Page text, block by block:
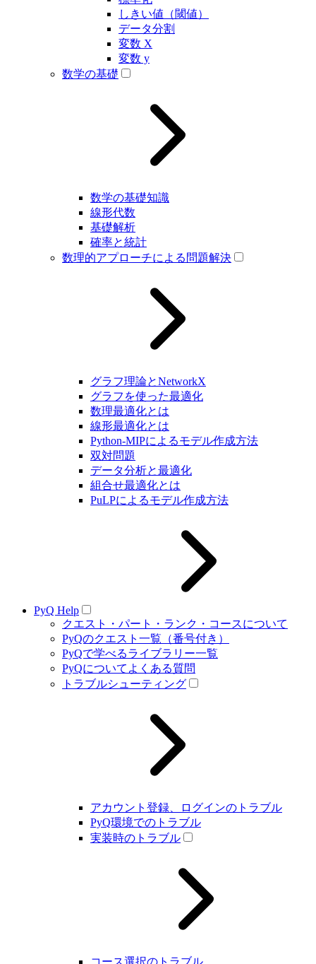
しきい値（閾値）
データ分割
変数 X
変数 y
数学の基礎
数学の基礎知識
線形代数
基礎解析
確率と統計
数理的アプローチによる問題解決
グラフ理論とNetworkX
グラフを使った最適化
数理最適化とは
線形最適化とは
Python-MIPによるモデル作成方法
双対問題
データ分析と最適化
組合せ最適化とは
PuLPによるモデル作成方法
PyQ Help
クエスト・パート・ランク・コースについて
PyQのクエスト一覧（番号付き）
PyQで学べるライブラリー一覧
PyQについてよくある質問
トラブルシューティング
アカウント登録、ログインのトラブル
PyQ環境でのトラブル
実装時のトラブル
コース選択のトラブル